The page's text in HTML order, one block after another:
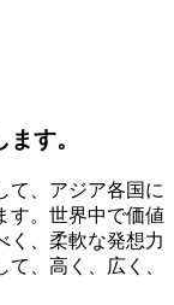
す。
て、アジア各国に
す。世界中で価値
く、柔軟な発想力
、高く、広く、